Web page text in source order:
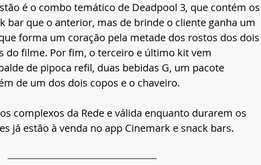
é o combo temático de Deadpool 3, que contém os
bar que o anterior, mas de brinde o cliente ganha um
forma um coração pela metade dos rostos dos dois
do filme. Por fim, o terceiro e último kit vem
de pipoca refil, duas bebidas G, um pacote
de um dos dois copos e o chaveiro.
complexos da Rede e válida enquanto durarem os
já estão à venda no app Cinemark e snack bars.